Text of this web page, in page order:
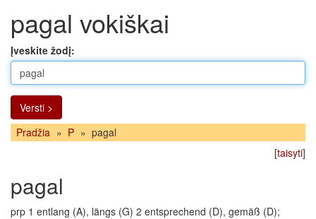
pagal vokiškai
Įveskite žodį:
Versti >
Pradžia » P » pagal
[taisyti]
pagal
prp 1 entlang (A), längs (G) 2 entsprechend (D), gemäß (D);